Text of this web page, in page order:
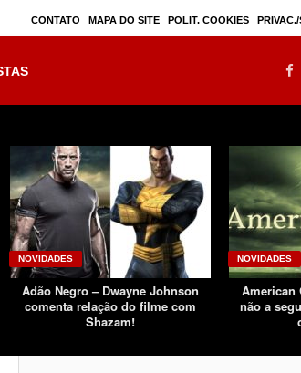
mas no ... Mulan – filme live-
CONTATO MAPA DO SITE POLIT. COOKIES
NOVIDADES
Adão Negro – Dwayne Johnson
comenta relação do filme com
Shazam!
NOVIDADES
American
não a